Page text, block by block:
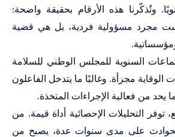
وتُذكّرنا هذه الأرقام بحقيقة واضحة:
مجرد مسؤولية فردية، بل هي قضية
.
السنوية للمجلس الوطني للسلامة
مجزأة. وغالبًا ما يتدخل الفاعلون
يحد من فعالية الإجراءات المتخذة.
توفر التحليلات الإحصائية أداة قيمة. من
على مدى سنوات عدة، يصبح من